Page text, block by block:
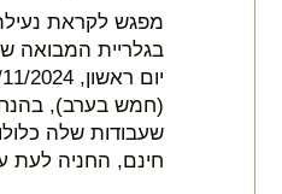
מפגש לקראת
בגלריית המבואה
(חמש בערב),
שעבודות שלה
חינם, החניה לעת